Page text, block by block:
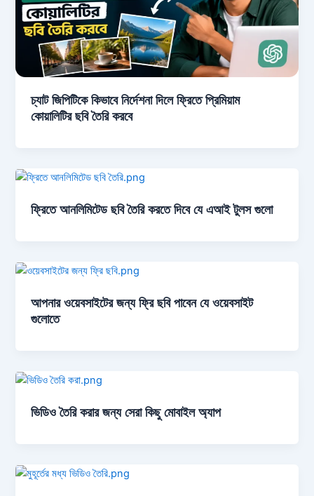
চ্যাট জিপিটিকে কিভাবে নির্দেশনা দিলে ফ্রিতে প্রিমিয়াম
কোয়ালিটির ছবি তৈরি করবে
ফ্রিতে আনলিমিটেড ছবি তৈরি করতে দিবে যে এআই টুলস গুলো
আপনার ওয়েবসাইটের জন্য ফ্রি ছবি পাবেন যে ওয়েবসাইট
গুলোতে
ভিডিও তৈরি করার জন্য সেরা কিছু মোবাইল অ্যাপ